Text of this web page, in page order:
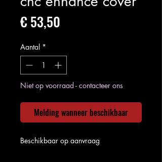
€ 53,50
Aantal *
Niet op voorraad - contacteer ons
Melding wanneer beschikbaar
Beschikbaar op aanvraag